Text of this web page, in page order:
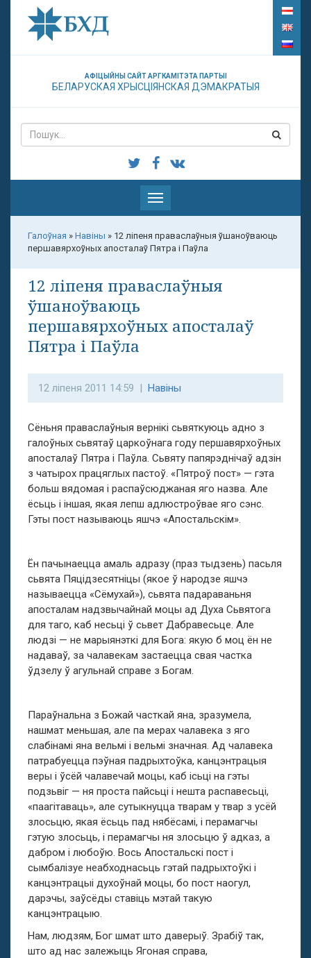
АФІЦЫЙНЫ САЙТ АРГКАМІТЭТА ПАРТЫІ
БЕЛАРУСКАЯ ХРЫСЦІЯНСКАЯ ДЭМАКРАТЫЯ
Паказаць
меню
Галоўная » Навіны » 12 ліпеня праваслаўныя ўшаноўваюць
першавярхоўных апосталаў Пятра і Паўла
12 ліпеня праваслаўныя
ўшаноўваюць
першавярхоўных апосталаў
Пятра і Паўла
12 ліпеня 2011 14:59 | Навіны
Сёньня праваслаўныя вернікі сьвяткуюць адно з
галоўных сьвятаў царкоўнага году першавярхоўных
апосталаў Пятра і Паўла. Сьвяту папярэднічаў адзін
з чатырох працяглых пастоў. «Пятроў пост» — гэта
больш вядомая і распаўсюджаная яго назва. Але
ёсьць і іншая, якая лепш адлюстроўвае яго сэнс.
Гэты пост называюць яшчэ «Апостальскім».
Ён пачынаецца амаль адразу (праз тыдзень) пасьля
сьвята Пяцідзесятніцы (якое ў народзе яшчэ
называецца «Сёмухай»), сьвята падараваньня
апосталам надзвычайнай моцы ад Духа Сьвятога
для таго, каб несьці ў сьвет Дабравесьце. Але
людзі — не марыянэткі для Бога: якую б моц ён не
надаваў, за чалавекам застаецца свая частка
ўдзелу ў агульнай справе з Богам.
Параўнальна з Божай часткай яна, зразумела,
нашмат меньшая, але па мерах чалавека з яго
слабінамі яна вельмі і вельмі значная. Ад чалавека
патрабуецца пэўная падрыхтоўка, канцэнтрацыя
веры і ўсёй чалавечай моцы, каб ісьці на гэты
подзьвіг — ня проста пайсьці і нешта распавесьці,
«паагітаваць», але сутыкнуцца тварам у твар з усёй
злосьцю, якая ёсьць пад нябёсамі, і перамагчы
гэтую злосьць, і перамагчы ня злосьцю ў адказ, а
дабром і любоўю. Вось Апостальскі пост і
сымбалізуе неабходнасьць гэтай падрыхтоўкі і
канцэнтрацыі духоўнай моцы, бо пост наогул,
дарэчы, заўсёды ставіць мэтай такую
канцэнтрацыю.
Нам, людзям, Бог шмат што даверыў. Зрабіў так,
што ад нас залежыць Ягоная справа,